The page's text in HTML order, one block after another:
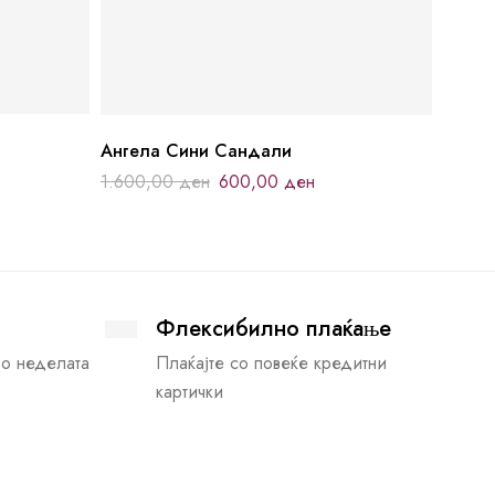
Ангела Сини Сандали
1.600,00ден 600,00 ден
неделата
Флексибилно плаќање
Плаќајте со повеќе кредитни
картички